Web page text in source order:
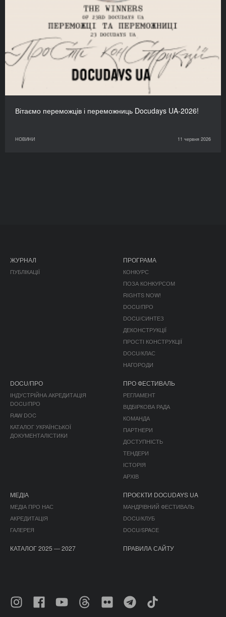
Вітаємо переможців і переможниць Docudays UA-2026!
НОВИНИ 11 червня 2026
ЖУРНАЛ
ПУБЛІКАЦІЇ
ПРОГРАМА
КОНКУРС
ПОЗА КОНКУРСОМ
RIGHTS NOW!
DOCU/ПРО
DOCU/СИНТЕЗ
ДЕКОНСТРУКЦІЇ
ПРОСТІ КОНСТРУКЦІЇ
DOCU/КЛАС
НАГОРОДИ
DOCU/ПРО
ІНДУСТРІЙНА АКРЕДИТАЦІЯ
DOCU/ПРО
RAW DOC
КАТАЛОГ УКРАЇНСЬКОЇ
ДОКУМЕНТАЛІСТИКИ
ПРО ФЕСТИВАЛЬ
РЕГЛАМЕНТ
ВІДБІРКОВА РАДА
КОМАНДА
ПАРТНЕРИ
ДОСТУПНІСТЬ
ТЕНДЕРИ
ІСТОРІЯ
АРХІВ
МЕДІА
МЕДІА ПРО НАС
АКРЕДИТАЦІЯ
ГАЛЕРЕЯ
ПРОЄКТИ DOCUDAYS UA
МАНДРІВНИЙ ФЕСТИВАЛЬ
DOCU/КЛУБ
DOCU/SPACE
КАТАЛОГ 2025 — 2027 ПРАВИЛА САЙТУ